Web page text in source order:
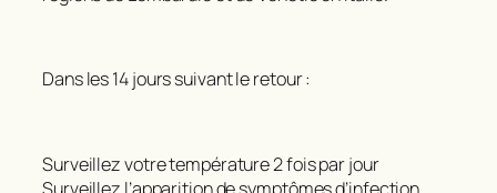
Dans les 14 jours suivant le retour :
Surveillez votre température 2 fois par jour